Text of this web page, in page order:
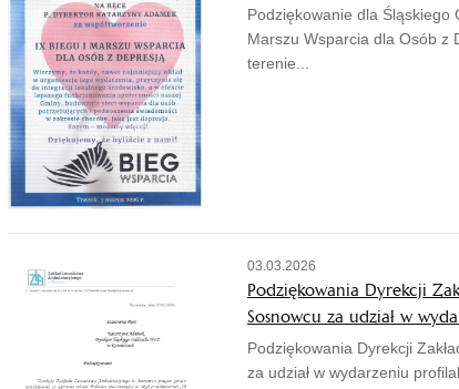
Podziękowanie dla Śląskiego
Marszu Wsparcia dla Osób z
terenie...
03.03.2026
Podziękowania Dyrekcji
Sosnowcu za udział w
Podziękowania Dyrekcji
za udział w wydarzeniu